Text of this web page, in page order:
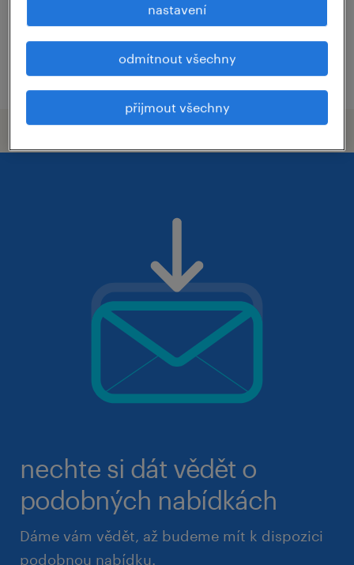
40,000 Kč za měsíc
uveřejněno 25 června 2026
nechte si dát vědět o
podobných nabídkách
Dáme vám vědět, až budeme mít k dispozici
podobnou nabídku.
nastavení
odmítnout všechny
přijmout všechny